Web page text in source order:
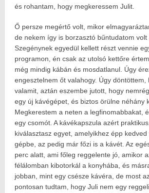
és rohantam, hogy megkeressem Julit.
Ő persze megértő volt, mikor
de nekem így is borzasztó bűntudatom volt
Szegénynek egyedül kellett részt vennie
programon, én csak az utolsó kettőre
még mindig kábán és mosdatlanul. Úgy
engesztelnem őt valahogy. Úgy döntöttem,
valamit, aztán eszembe jutott, hogy
egy új kávégépet, és biztos örülne néhány
Megkerestem a neten a legfinomabbakat,
egy csomót. A kávékapszula azért
kiválasztasz egyet, amelyikhez épp
gépbe, az pedig már főzi is a kávét. Az
perc alatt, ami főleg reggelente jó, amikor
félálomban kibotorkál a konyhába, és
jobban, mint egy csésze kávéra, de most
pontosan tudtam, hogy Juli nem egy